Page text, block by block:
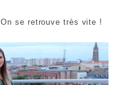
On se retrouve très vite !